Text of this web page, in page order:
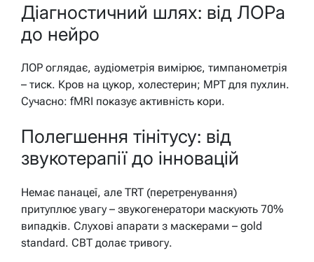
Діагностичний шлях: від ЛОРа
до нейро
ЛОР оглядає, аудіометрія вимірює, тимпанометрія
– тиск. Кров на цукор, холестерин; МРТ для пухлин.
Сучасно: fMRI показує активність кори.
Полегшення тінітусу: від
звукотерапії до інновацій
Немає панацеї, але TRT (перетренування)
притуплює увагу – звукогенератори маскують 70%
випадків. Слухові апарати з маскерами – gold
standard. CBT долає тривогу.